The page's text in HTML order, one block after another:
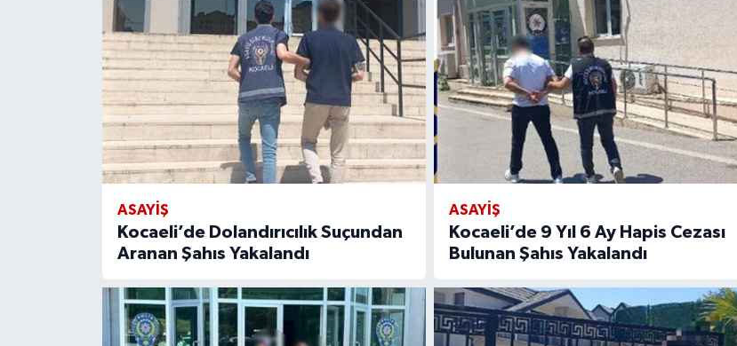
ASAYİŞ
Kocaeli’de Dolandırıcılık Suçundan
Aranan Şahıs Yakalandı
ASAYİŞ
Kocaeli’de 9 Yıl 6 Ay Hapis Cezası
Bulunan Şahıs Yakalandı